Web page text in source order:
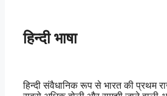
हिन्दी भाषा
हिन्दी संवैधानिक रूप से भारत की प्रथम